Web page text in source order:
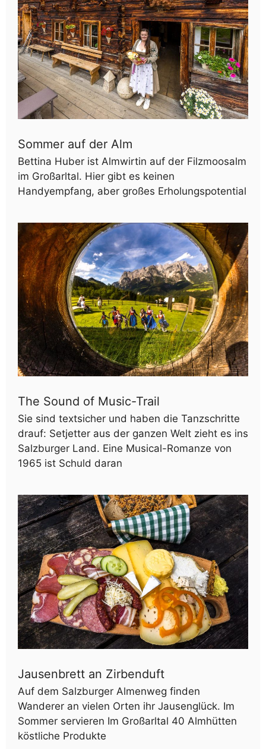
Sommer auf der Alm
Bettina Huber ist Almwirtin auf der Filzmoosalm
im Großarltal. Hier gibt es keinen
Handyempfang, aber großes Erholungspotential
The Sound of Music-Trail
Sie sind textsicher und haben die Tanzschritte
drauf: Setjetter aus der ganzen Welt zieht es ins
Salzburger Land. Eine Musical-Romanze von
1965 ist Schuld daran
Jausenbrett an Zirbenduft
Auf dem Salzburger Almenweg finden
Wanderer an vielen Orten ihr Jausenglück. Im
Sommer servieren Im Großarltal 40 Almhütten
köstliche Produkte